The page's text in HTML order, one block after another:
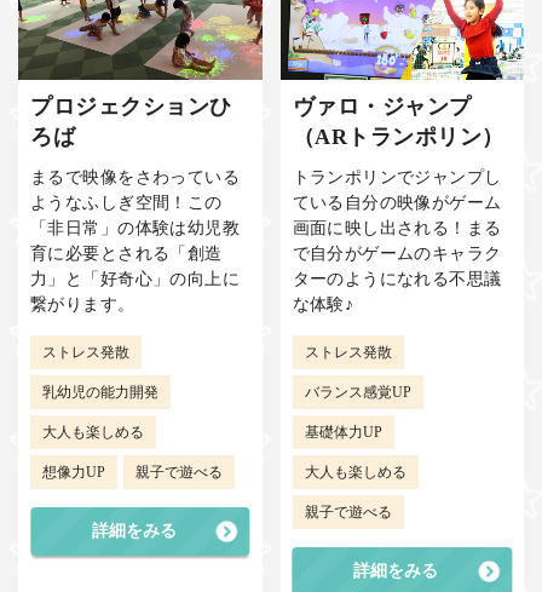
プロジェクションひ
ろば
まるで映像をさわっている
ようなふしぎ空間！この
「非日常」の体験は幼児教
育に必要とされる「創造
力」と「好奇心」の向上に
繋がります。
ストレス発散
乳幼児の能力開発
大人も楽しめる
想像力UP 親子で遊べる
詳細をみる
ヴァロ・ジャンプ
（ARトランポリン）
トランポリンでジャンプし
ている自分の映像がゲーム
画面に映し出される！まる
で自分がゲームのキャラク
ターのようになれる不思議
な体験♪
ストレス発散
バランス感覚UP
基礎体力UP
大人も楽しめる
親子で遊べる
詳細をみる